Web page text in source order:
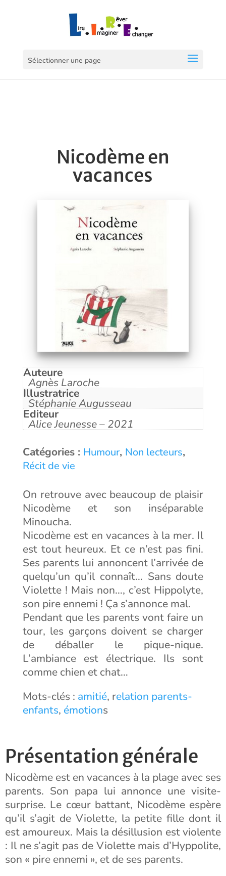
Sélectionner une page
Nicodème en
vacances
Auteure
Agnès Laroche
Illustratrice
Stéphanie Augusseau
Editeur
Alice Jeunesse – 2021
Catégories : Humour, Non lecteurs,
Récit de vie
On retrouve avec beaucoup de plaisir
Nicodème et son inséparable
Minoucha.
Nicodème est en vacances à la mer. Il
est tout heureux. Et ce n’est pas fini.
Ses parents lui annoncent l’arrivée de
quelqu’un qu’il connaît… Sans doute
Violette ! Mais non…, c’est Hippolyte,
son pire ennemi ! Ça s’annonce mal.
Pendant que les parents vont faire un
tour, les garçons doivent se charger
de déballer le pique-nique.
L’ambiance est électrique. Ils sont
comme chien et chat…
Mots-clés : amitié, relation parents-
enfants, émotions
Présentation générale
Nicodème est en vacances à la plage avec ses
parents. Son papa lui annonce une visite-
surprise. Le cœur battant, Nicodème espère
qu’il s’agit de Violette, la petite fille dont il
est amoureux. Mais la désillusion est violente
: Il ne s’agit pas de Violette mais d’Hyppolite,
son « pire ennemi », et de ses parents.